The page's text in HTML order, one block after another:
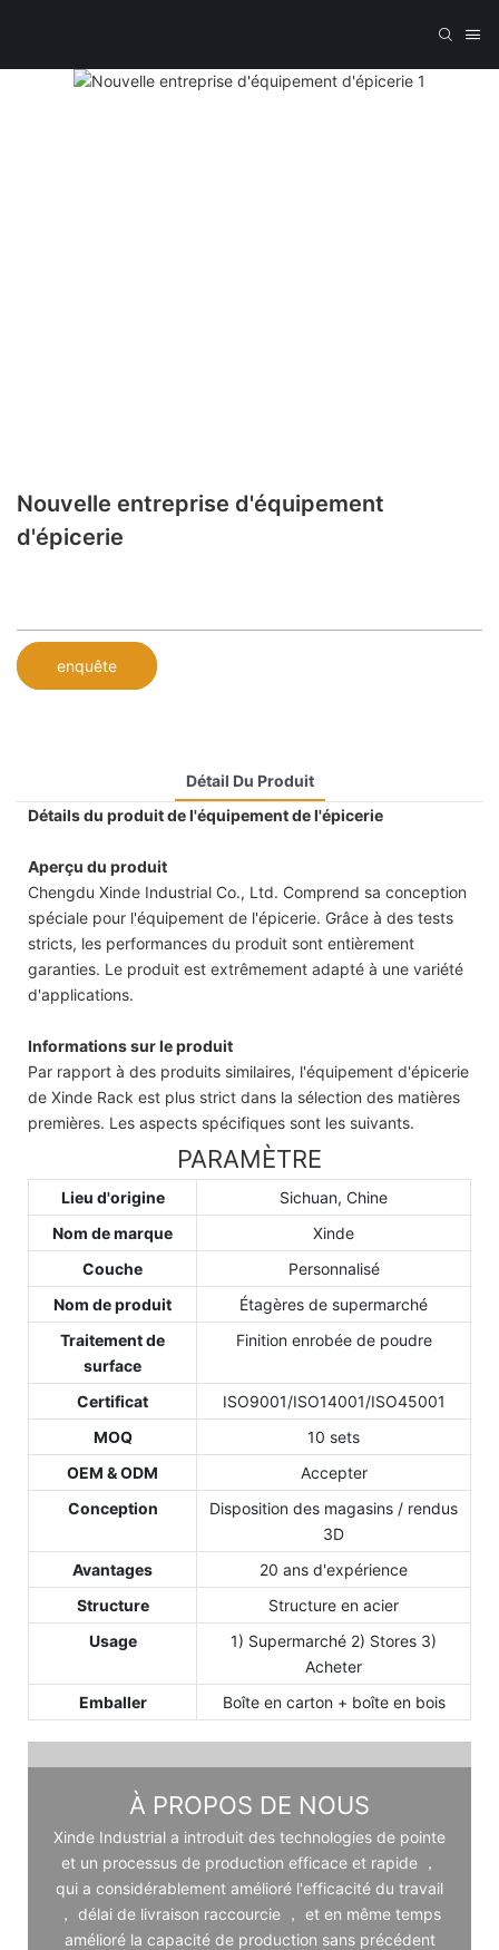
Nouvelle entreprise d'équipement
d'épicerie
enquête
Détail Du Produit
Détails du produit de l'équipement de l'épicerie
Aperçu du produit
Chengdu Xinde Industrial Co., Ltd. Comprend sa conception
spéciale pour l'équipement de l'épicerie. Grâce à des tests
stricts, les performances du produit sont entièrement
garanties. Le produit est extrêmement adapté à une variété
d'applications.
Informations sur le produit
Par rapport à des produits similaires, l'équipement d'épicerie
de Xinde Rack est plus strict dans la sélection des matières
premières. Les aspects spécifiques sont les suivants.
PARAMÈTRE
Lieu d'origine
Sichuan, Chine
Nom de marque
Xinde
Couche
Personnalisé
Nom de produit
Étagères de supermarché
Traitement de
surface
Finition enrobée de poudre
Certificat
ISO9001/ISO14001/ISO45001
MOQ
10 sets
OEM & ODM
Accepter
Conception
Disposition des magasins / rendus
3D
Avantages
20 ans d'expérience
Structure
Structure en acier
Usage
1) Supermarché 2) Stores 3)
Acheter
Emballer
Boîte en carton + boîte en bois
À PROPOS DE NOUS
Xinde Industrial a introduit des technologies de pointe
et un processus de production efficace et rapide ，
qui a considérablement amélioré l'efficacité du travail
， délai de livraison raccourcie ， et en même temps
amélioré la capacité de production sans précédent